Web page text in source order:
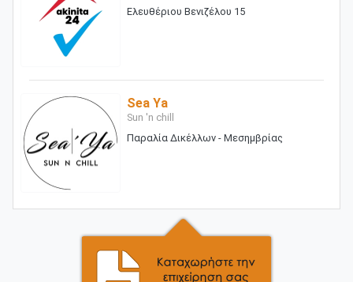
Ελευθέριου Βενιζέλου 15
Sea Ya
Sun 'n chill
Παραλία Δικέλλων - Μεσημβρίας